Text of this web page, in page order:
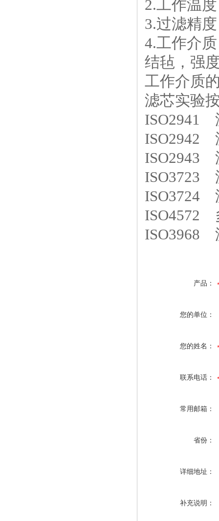
2.工作
3.过滤
4.工作介
结毡，强
工作介质
滤芯实验
ISO2941
ISO2942
ISO2943
ISO3723
ISO3724
ISO4572
ISO3968
产品：
您的单位：
您的姓名：
联系电话：
常用邮箱：
省份：
详细地址：
补充说明：